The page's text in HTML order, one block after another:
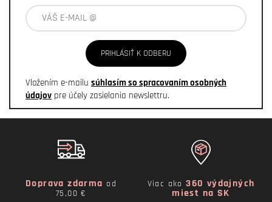
PRIHLÁSIŤ K ODBERU
Vložením e-mailu súhlasím so spracovaním osobných
údajov pre účely zasielania newslettru.
Doprava zdarma od
75,00 €
Viac ako360 výdajných
miest na SK